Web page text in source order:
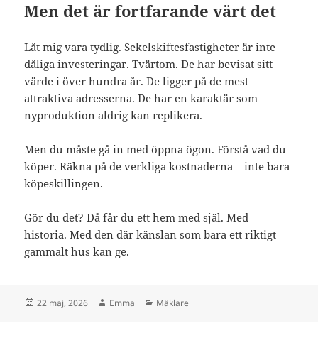
Men det är fortfarande värt det
Låt mig vara tydlig. Sekelskiftesfastigheter är inte
dåliga investeringar. Tvärtom. De har bevisat sitt
värde i över hundra år. De ligger på de mest
attraktiva adresserna. De har en karaktär som
nyproduktion aldrig kan replikera.
Men du måste gå in med öppna ögon. Förstå vad du
köper. Räkna på de verkliga kostnaderna – inte bara
köpeskillingen.
Gör du det? Då får du ett hem med själ. Med
historia. Med den där känslan som bara ett riktigt
gammalt hus kan ge.
Postat
22 maj, 2026 Författare
Emma Kategorier
Mäklare